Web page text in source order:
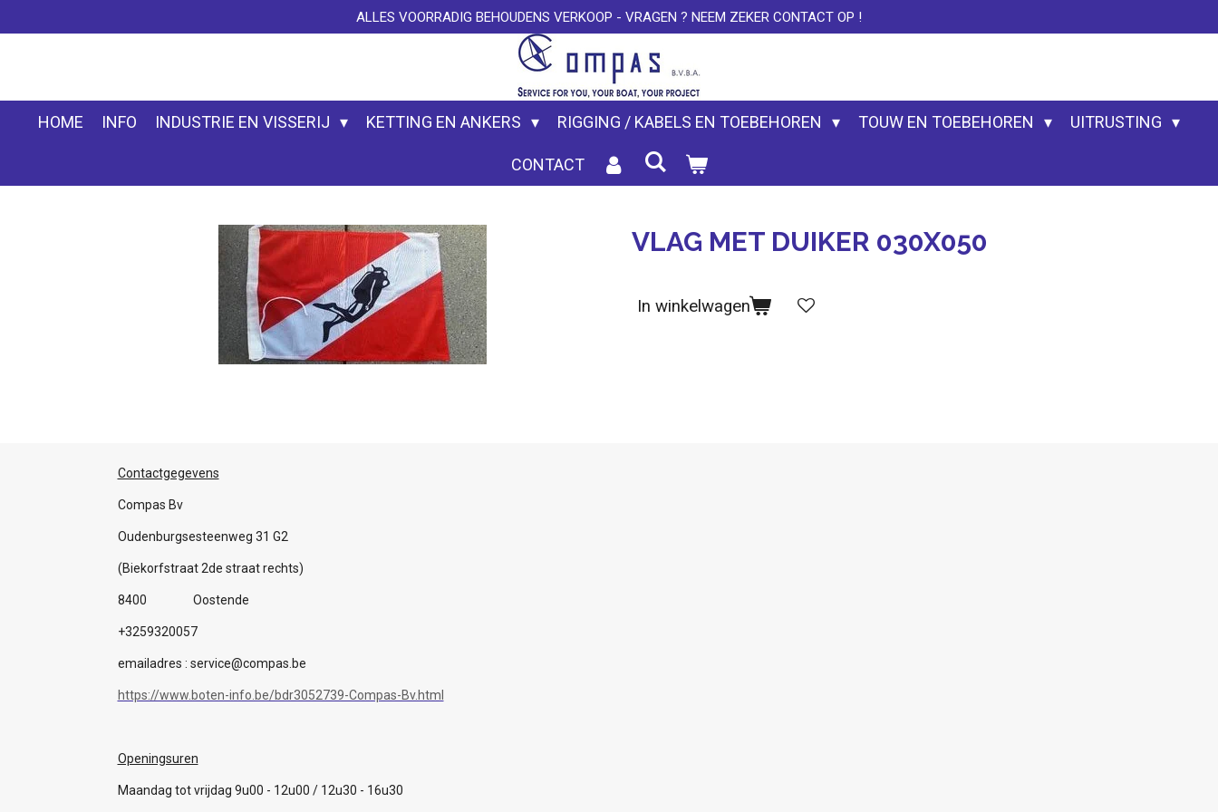
direct
hoofdinhoud
ALLES VOORRADIG BEHOUDENS VERKOOP - VRAGEN ? NEEM ZEKER CONTACT OP !
HOME INFO INDUSTRIE EN VISSERIJ KETTING EN ANKERS RIGGING / KABELS EN TOEBEHOREN TOUW EN TOEBEHOREN UITRUSTING
CONTACT
VLAG MET DUIKER 030X050
In winkelwagen
Contactgegevens
Compas Bv
Oudenburgsesteenweg 31 G2
(Biekorfstraat 2de straat rechts)
8400 Oostende
+3259320057
emailadres : service@compas.be
https://www.boten-info.be/bdr3052739-Compas-Bv.html
Openingsuren
Maandag tot vrijdag 9u00 - 12u00 / 12u30 - 16u30